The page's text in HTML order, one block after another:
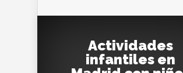
Actividades
infantiles en